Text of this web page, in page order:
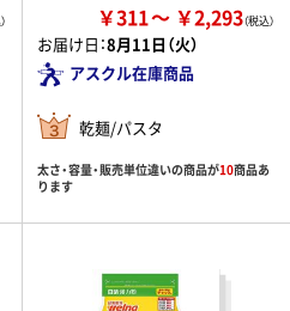
￥311 ￥2,293
お届け日：8月11日（火）
アスクル在庫商品
乾麺/パスタ
太さ・容量・販売単位違いの商品が10商品あ
ります